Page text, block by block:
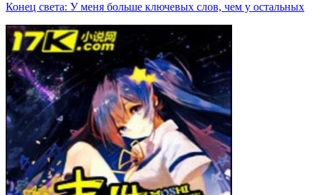
Конец света: У меня больше ключевых слов, чем у остальных